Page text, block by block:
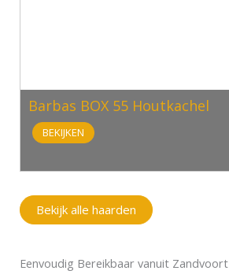
Barbas BOX 55 Houtkachel
BEKIJKEN
Bekijk alle haarden
Eenvoudig Bereikbaar vanuit Zandvoort